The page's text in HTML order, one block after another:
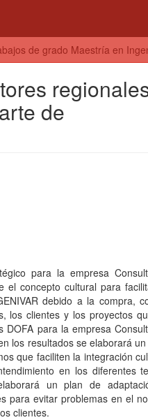
de grado Maestría en
de
para la empresa
el concepto cultural para
debido a la compra,
los clientes y los proyectos
DOFA para la empresa
los resultados se elaborará un
que faciliten la integración
en los diferentes
un plan de
para evitar problemas en el
clientes.